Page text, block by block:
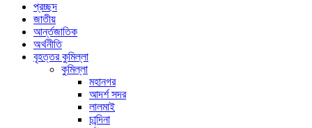
প্রচ্ছদ
জাতীয়
আর্ন্তজাতিক
অর্থনীতি
বৃহত্তর কুমিল্লা
কুমিল্লা
মহানগর
আদর্শ সদর
লালমাই
চান্দিনা